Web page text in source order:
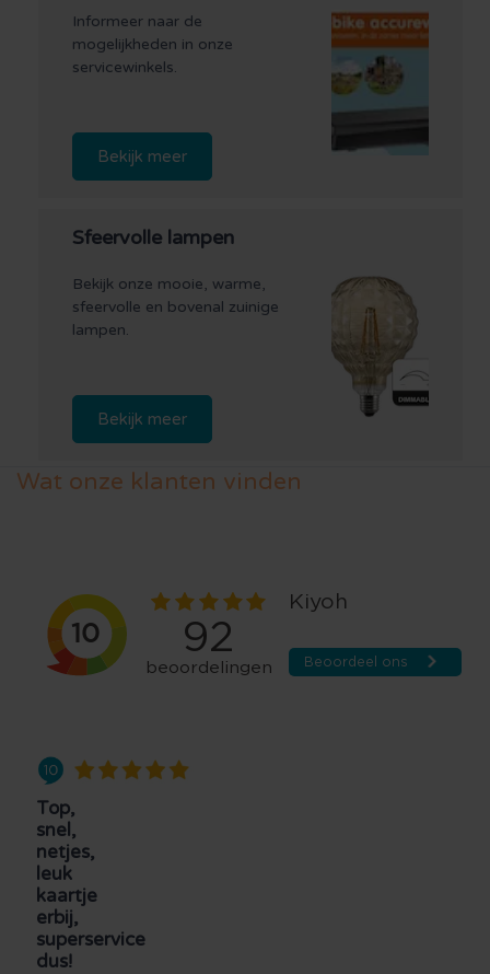
Informeer naar de
mogelijkheden in onze
servicewinkels.
Bekijk meer
Sfeervolle lampen
Bekijk onze mooie, warme,
sfeervolle en bovenal zuinige
lampen.
Bekijk meer
Wat onze klanten vinden
Top,
snel,
netjes,
leuk
kaartje
erbij,
superservice
dus!